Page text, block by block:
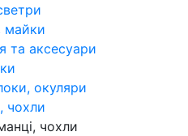
майки
та аксесуари
окуляри
чохли
чохли